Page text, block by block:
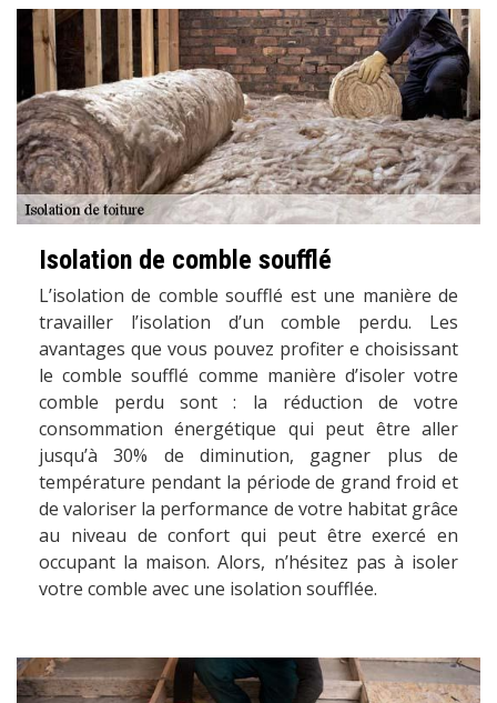
Isolation de comble soufflé
L’isolation de comble soufflé est une manière de
travailler l’isolation d’un comble perdu. Les
avantages que vous pouvez profiter e choisissant
le comble soufflé comme manière d’isoler votre
comble perdu sont : la réduction de votre
consommation énergétique qui peut être aller
jusqu’à 30% de diminution, gagner plus de
température pendant la période de grand froid et
de valoriser la performance de votre habitat grâce
au niveau de confort qui peut être exercé en
occupant la maison. Alors, n’hésitez pas à isoler
votre comble avec une isolation soufflée.